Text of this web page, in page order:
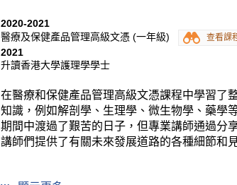
2020-2021
醫療及保健產品管理高級文憑 (一年級)
查看課
2021
升讀香港大學護理學學士
在醫療和保健產品管理高級文憑課程中學習了
知識，例如解剖學、生理學、微生物學、藥學
期間中渡過了艱苦的日子，但專業講師通過分
講師們提供了有關未來發展道路的各種細節和